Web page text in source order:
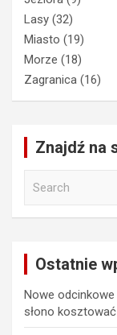
Lasy (32)
Miasto (19)
Morze (18)
Zagranica (16)
Znajdź na
Ostatnie
Nowe
słono